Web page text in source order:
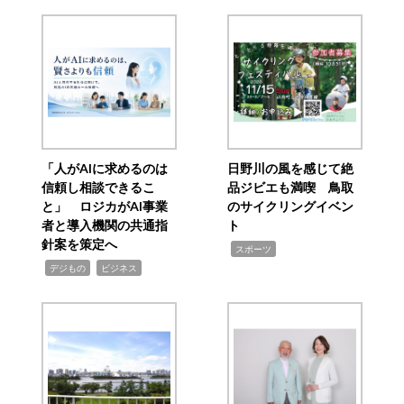
「人がAIに求めるのは
信頼し相談できるこ
と」 ロジカがAI事業
者と導入機関の共通指
針案を策定へ
デジもの ビジネス
日野川の風を感じて絶
品ジビエも満喫 鳥取
のサイクリングイベン
ト
スポーツ